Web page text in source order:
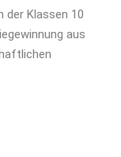
der Klassen 10
aus